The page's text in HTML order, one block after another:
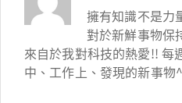
擁有知識不是力
對於新鮮事物保
來自於我對科技的熱愛!! 每
中、工作上、發現的新事物